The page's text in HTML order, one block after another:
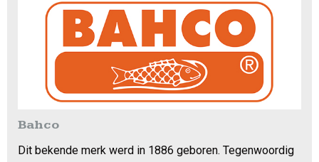
Bahco
Dit bekende merk werd in 1886 geboren. Tegenwoordig